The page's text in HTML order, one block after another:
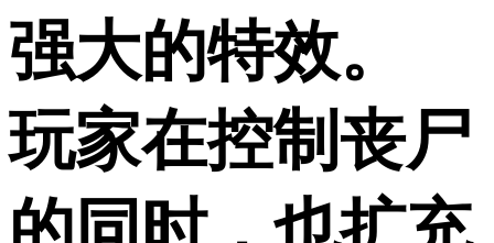
强大的特效。
玩家在控制丧尸